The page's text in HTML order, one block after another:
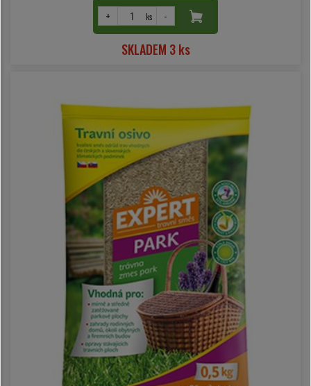
+ ks -
SKLADEM 3 ks